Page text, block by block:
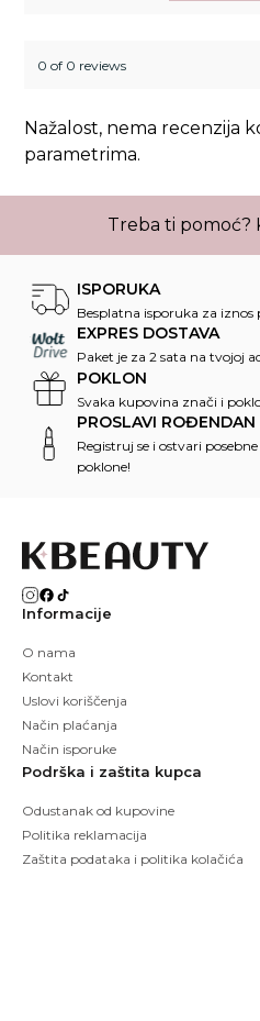
0 of 0 reviews
Nažalost, nema recenzija
parametrima.
Treba ti pomoć?
ISPORUKA
Besplatna isporuka za iznos
EXPRES DOSTAVA
Paket je za 2 sata na tvojoj
POKLON
Svaka kupovina znači i
PROSLAVI
Registruj se i ostvari
poklone!
Informacije
O nama
Kontakt
Uslovi koriščenja
Način plaćanja
Način isporuke
Podrška i zaštita kupca
Odustanak od kupovine
Politika reklamacija
Zaštita podataka i politika kolačića